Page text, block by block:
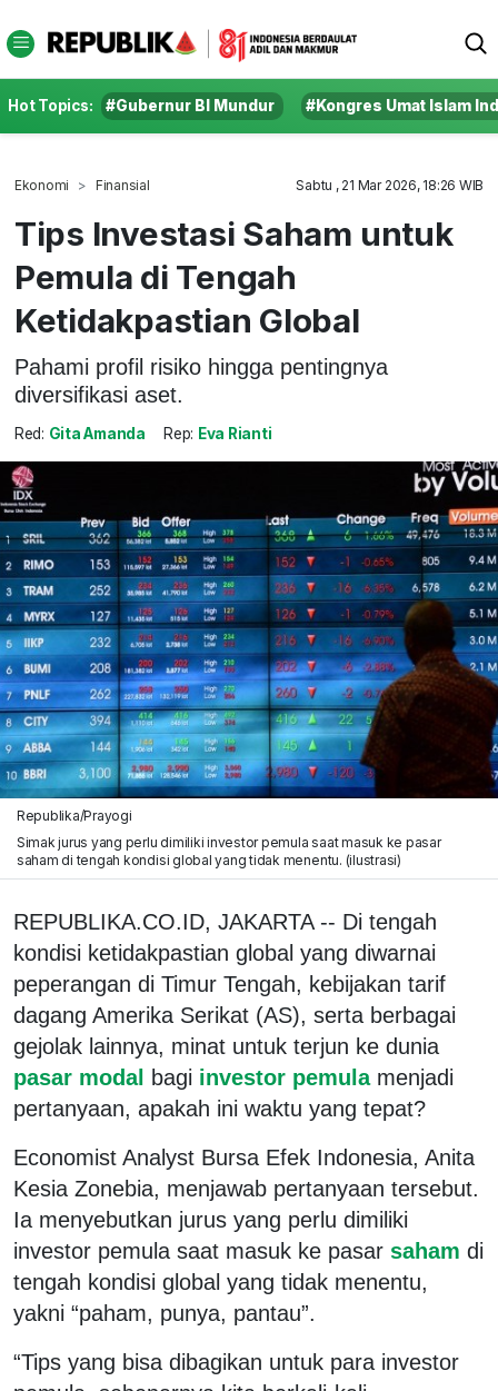
Hot Topics: #Gubernur BI Mundur #Kongres Umat Islam
Ekonomi Finansial Sabtu , 21 Mar 2026, 18:26 WIB
Tips Investasi Saham untuk
Pemula di Tengah
Ketidakpastian Global
Pahami profil risiko hingga pentingnya
diversifikasi aset.
Red: Gita Amanda Rep: Eva Rianti
Republika/Prayogi
Simak jurus yang perlu dimiliki investor pemula saat masuk ke pasar
saham di tengah kondisi global yang tidak menentu. (ilustrasi)
REPUBLIKA.CO.ID, JAKARTA -- Di tengah
kondisi ketidakpastian global yang diwarnai
peperangan di Timur Tengah, kebijakan tarif
dagang Amerika Serikat (AS), serta berbagai
gejolak lainnya, minat untuk terjun ke dunia
pasar modal
bagi investor pemula menjadi
pertanyaan, apakah ini waktu yang tepat?
Economist Analyst Bursa Efek Indonesia, Anita
Kesia Zonebia, menjawab pertanyaan tersebut.
Ia menyebutkan jurus yang perlu dimiliki
investor pemula saat masuk ke pasar saham di
tengah kondisi global yang tidak menentu,
yakni “paham, punya, pantau”.
“Tips yang bisa dibagikan untuk para investor